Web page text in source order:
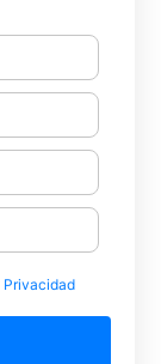
Privacidad